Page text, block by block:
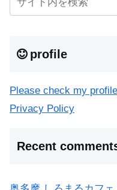
profile
Please check my profile
Privacy Policy
Recent